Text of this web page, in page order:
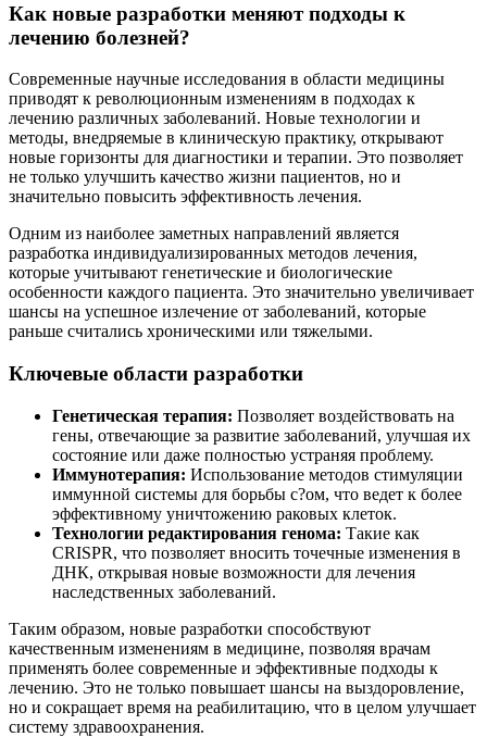
Как новые разработки меняют подходы к
лечению болезней?
Современные научные исследования в области медицины
приводят к революционным изменениям в подходах к
лечению различных заболеваний. Новые технологии и
методы, внедряемые в клиническую практику, открывают
новые горизонты для диагностики и терапии. Это позволяет
не только улучшить качество жизни пациентов, но и
значительно повысить эффективность лечения.
Одним из наиболее заметных направлений является
разработка индивидуализированных методов лечения,
которые учитывают генетические и биологические
особенности каждого пациента. Это значительно увеличивает
шансы на успешное излечение от заболеваний, которые
раньше считались хроническими или тяжелыми.
Ключевые области разработки
Генетическая терапия: Позволяет воздействовать на
гены, отвечающие за развитие заболеваний, улучшая их
состояние или даже полностью устраняя проблему.
Иммунотерапия: Использование методов стимуляции
иммунной системы для борьбы с?ом, что ведет к более
эффективному уничтожению раковых клеток.
Технологии редактирования генома: Такие как
CRISPR, что позволяет вносить точечные изменения в
ДНК, открывая новые возможности для лечения
наследственных заболеваний.
Таким образом, новые разработки способствуют
качественным изменениям в медицине, позволяя врачам
применять более современные и эффективные подходы к
лечению. Это не только повышает шансы на выздоровление,
но и сокращает время на реабилитацию, что в целом улучшает
систему здравоохранения.